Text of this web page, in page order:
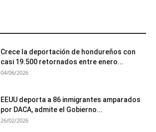
Crece la deportación de hondureños con
casi 19.500 retornados entre enero...
04/06/2026
EEUU deporta a 86 inmigrantes amparados
por DACA, admite el Gobierno...
26/02/2026